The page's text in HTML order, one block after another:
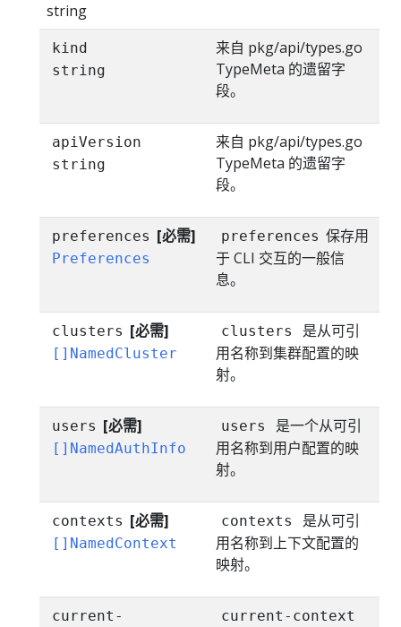
string
kind
string
来自 pkg/api/types.go
TypeMeta 的遗留字
段。
apiVersion
string
来自 pkg/api/types.go
TypeMeta 的遗留字
段。
preferences [必需]
Preferences
preferences 保存用
于 CLI 交互的一般信
息。
clusters [必需]
[]NamedCluster
clusters
是从可引
用名称到集群配置的映
射。
users [必需]
[]NamedAuthInfo
users
是一个从可引
用名称到用户配置的映
射。
contexts [必需]
[]NamedContext
contexts
是从可引
用名称到上下文配置的
映射。
current-
current-context